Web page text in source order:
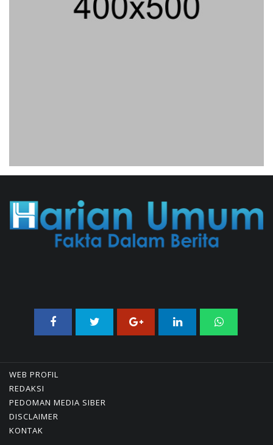
Geger! Nama Prabowo Diduga Dicatut
Kereta Cepat Jakarta-Bandung
WEB PROFIL
REDAKSI
PEDOMAN MEDIA SIBER
DISCLAIMER
KONTAK